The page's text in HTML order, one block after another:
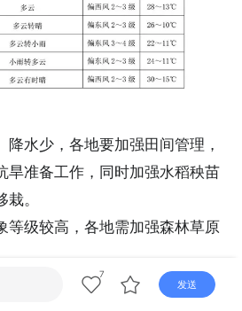
降水少，各地要加强田间管理，
旱准备工作，同时加强水稻秧苗
。
等级较高，各地需加强森林草原
日有降雨天气，届时路面湿滑、
7
发送